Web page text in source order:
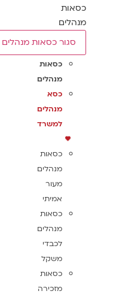
כסאות
מנהלים
סגור כסאות מנהלים
כסאות
מנהלים
כסא
מנהלים
למשרד
כסאות
מנהלים
מעור
אמיתי
כסאות
מנהלים
לכבדי
משקל
כסאות
מזכירה